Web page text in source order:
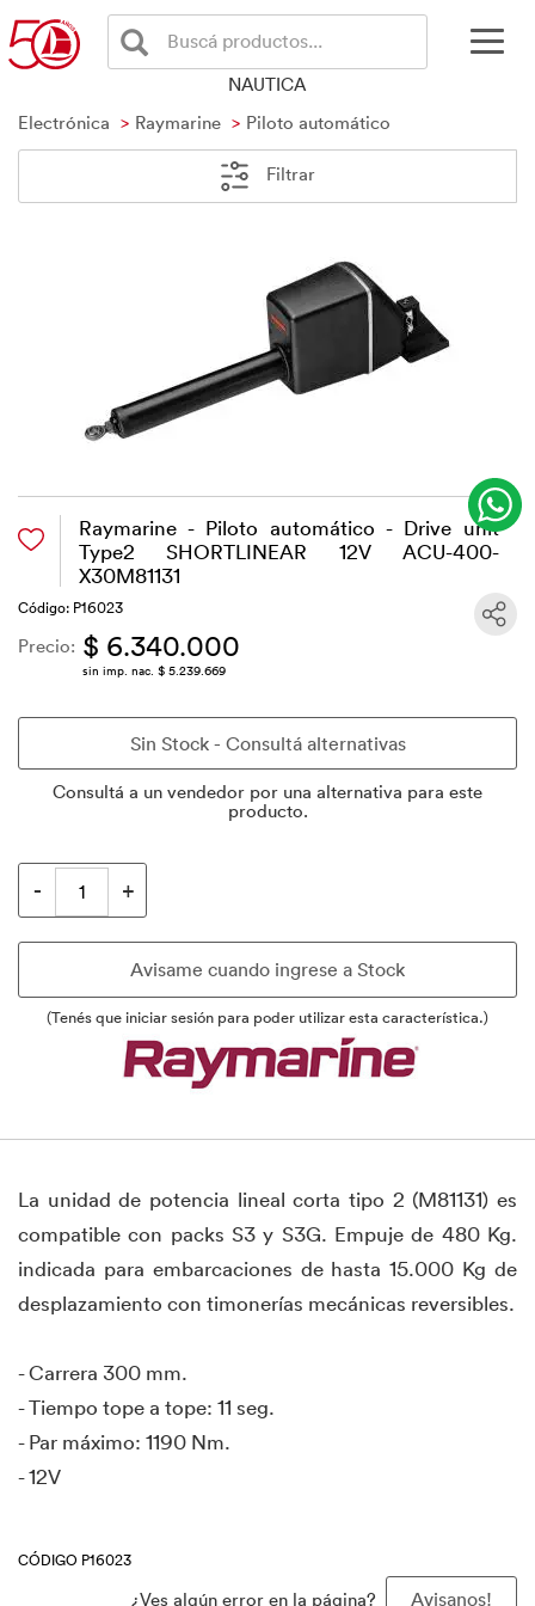
Buscá productos...
NAUTICA
Electrónica
Raymarine Piloto automático
Filtrar
Raymarine - Piloto automático - Drive unit
Type2 SHORTLINEAR 12V ACU-400-
X30M81131
Código: P16023
Precio: $ 6.340.000
sin imp. nac. $ 5.239.669
Consultá a un vendedor por una alternativa para este
producto.
(Tenés que iniciar sesión para poder utilizar esta característica.)
La unidad de potencia lineal corta tipo 2 (M81131) es
compatible con packs S3 y S3G. Empuje de 480 Kg.
indicada para embarcaciones de hasta 15.000 Kg de
desplazamiento con timonerías mecánicas reversibles.
- Carrera 300 mm.
- Tiempo tope a tope: 11 seg.
- Par máximo: 1190 Nm.
- 12V
CÓDIGO P16023
¿Ves algún error en la página? Avisanos!